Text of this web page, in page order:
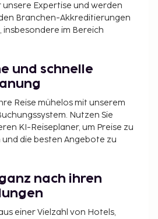
Expertise und werden
Branchen-Akkreditierungen
im Bereich
und schnelle
Reise mühelos mit unserem
Nutzen Sie
KI-Reiseplaner, um Preise zu
die besten Angebote zu
nach ihren
einer Vielzahl von Hotels,